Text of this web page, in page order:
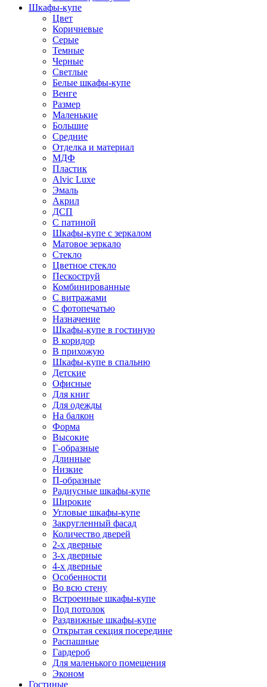
Шкафы-купе
Цвет
Коричневые
Серые
Темные
Черные
Светлые
Белые шкафы-купе
Венге
Размер
Маленькие
Большие
Средние
Отделка и материал
МДФ
Пластик
Alvic Luxe
Эмаль
Акрил
ДСП
С патиной
Шкафы-купе с зеркалом
Матовое зеркало
Стекло
Цветное стекло
Пескоструй
Комбинированные
С витражами
С фотопечатью
Назначение
Шкафы-купе в гостиную
В коридор
В прихожую
Шкафы-купе в спальню
Детские
Офисные
Для книг
Для одежды
На балкон
Форма
Высокие
Г-образные
Длинные
Низкие
П-образные
Радиусные шкафы-купе
Широкие
Угловые шкафы-купе
Закругленный фасад
Количество дверей
2-х дверные
3-х дверные
4-х дверные
Особенности
Во всю стену
Встроенные шкафы-купе
Под потолок
Раздвижные шкафы-купе
Открытая секция посередине
Распашные
Гардероб
Для маленького помещения
Эконом
Гостиные